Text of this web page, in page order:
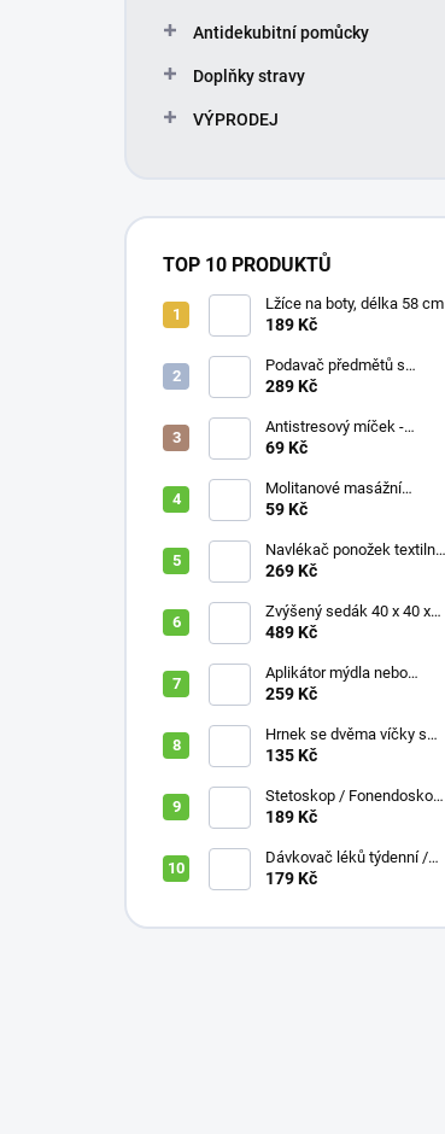
Antidekubitní pomůcky
Doplňky stravy
VÝPRODEJ
TOP 10 PRODUKTŮ
Lžíce na boty, délka 58 cm
189 Kč
Podavač předmětů s
magnetem / prodloužená
81 / 90 cm
289 Kč
Antistresový míček -
průměr 75 mm, mix barev
69 Kč
Molitanové masážní
míčky, různé velikosti
59 Kč
Navlékač ponožek textilní
s plastovou vložkou
269 Kč
Zvýšený sedák 40 x 40 x
10 cm
489 Kč
Aplikátor mýdla nebo
krému se zásobníkem a
259 Kč
Hrnek se dvěma víčky s
krátkými náustky, nápoje,
barvy
135 Kč
Stetoskop / Fonendoskop
pro zdravotnický personál,
189 Kč
Dávkovač léků týdenní /
denní 3 části, různé barvy,
179 Kč